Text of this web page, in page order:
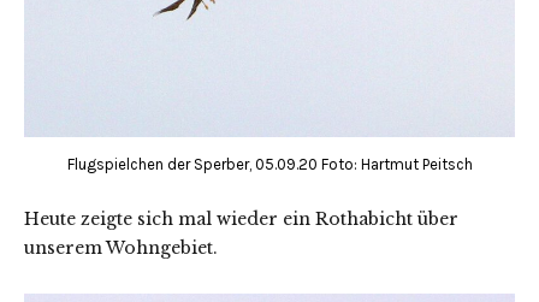
Flugspielchen der Sperber, 05.09.20 Foto: Hartmut Peitsch
Heute zeigte sich mal wieder ein Rothabicht über
unserem Wohngebiet.